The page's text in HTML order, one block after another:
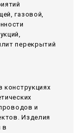
газовой,
перекрытий
конструкциях
и
Изделия
в